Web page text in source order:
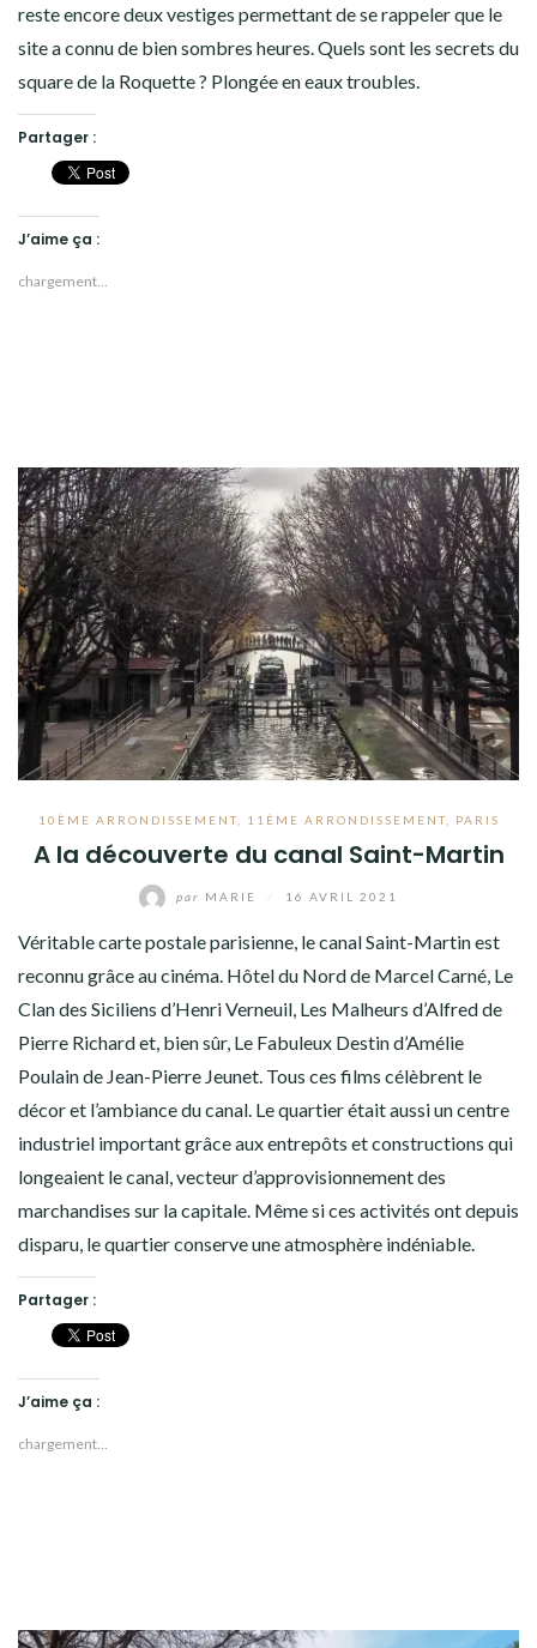
reste encore deux vestiges permettant de se rappeler que le
site a connu de bien sombres heures. Quels sont les secrets du
square de la Roquette ? Plongée en eaux troubles.
Partager :
J’aime ça :
chargement…
10ÈME ARRONDISSEMENT, 11ÈME ARRONDISSEMENT, PARIS
A la découverte du canal Saint-Martin
par MARIE 16 AVRIL 2021
Véritable carte postale parisienne, le canal Saint-Martin est
reconnu grâce au cinéma. Hôtel du Nord de Marcel Carné, Le
Clan des Siciliens d’Henri Verneuil, Les Malheurs d’Alfred de
Pierre Richard et, bien sûr, Le Fabuleux Destin d’Amélie
Poulain de Jean-Pierre Jeunet. Tous ces films célèbrent le
décor et l’ambiance du canal. Le quartier était aussi un centre
industriel important grâce aux entrepôts et constructions qui
longeaient le canal, vecteur d’approvisionnement des
marchandises sur la capitale. Même si ces activités ont depuis
disparu, le quartier conserve une atmosphère indéniable.
Partager :
J’aime ça :
chargement…